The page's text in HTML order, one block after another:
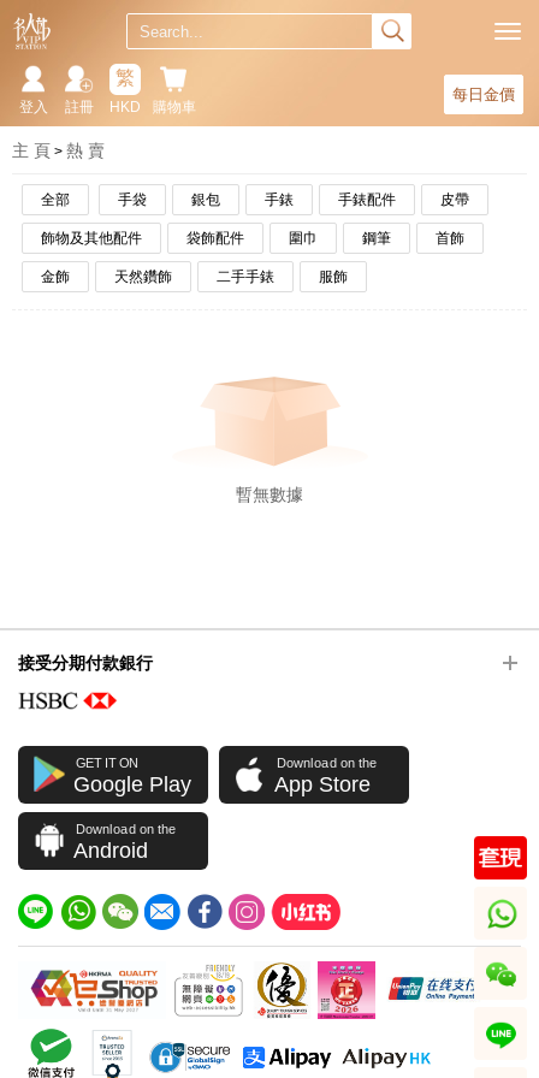
每日金價
購物車
繁
HKD
註冊
登入
主 頁 熱 賣
全部 手袋 銀包 手錶 手錶配件 皮帶
飾物及其他配件 袋飾配件 圍巾 鋼筆 首飾
金飾 天然鑽飾 二手手錶 服飾
暫無數據
接受分期付款銀行
GET IT ON
Google Play
Download on the
App Store
Download on the
Android
whatsapp